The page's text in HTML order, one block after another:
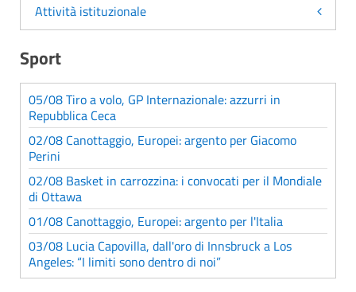
Attività istituzionale
Sport
05/08 Tiro a volo, GP Internazionale: azzurri in
Repubblica Ceca
02/08 Canottaggio, Europei: argento per Giacomo
Perini
02/08 Basket in carrozzina: i convocati per il Mondiale
di Ottawa
01/08 Canottaggio, Europei: argento per l'Italia
03/08 Lucia Capovilla, dall'oro di Innsbruck a Los
Angeles: “I limiti sono dentro di noi”